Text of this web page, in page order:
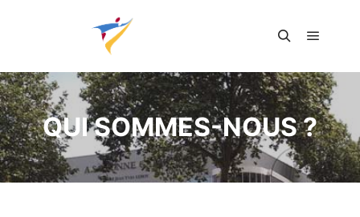
QUI SOMMES-NOUS ?